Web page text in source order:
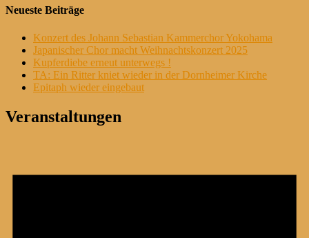
Neueste Beiträge
Konzert des Johann Sebastian Kammerchor Yokohama
Japanischer Chor macht Weihnachtskonzert 2025
Kupferdiebe erneut unterwegs !
TA: Ein Ritter kniet wieder in der Dornheimer Kirche
Epitaph wieder eingebaut
Veranstaltungen